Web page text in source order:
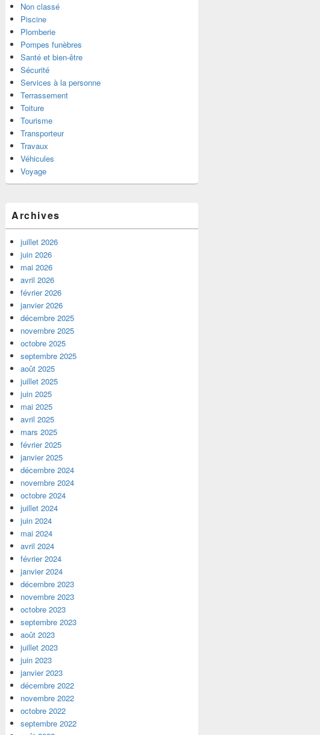
Non classé
Piscine
Plomberie
Pompes funèbres
Santé et bien-être
Sécurité
Services à la personne
Terrassement
Toiture
Tourisme
Transporteur
Travaux
Véhicules
Voyage
Archives
juillet 2026
juin 2026
mai 2026
avril 2026
février 2026
janvier 2026
décembre 2025
novembre 2025
octobre 2025
septembre 2025
août 2025
juillet 2025
juin 2025
mai 2025
avril 2025
mars 2025
février 2025
janvier 2025
décembre 2024
novembre 2024
octobre 2024
juillet 2024
juin 2024
mai 2024
avril 2024
février 2024
janvier 2024
décembre 2023
novembre 2023
octobre 2023
septembre 2023
août 2023
juillet 2023
juin 2023
janvier 2023
décembre 2022
novembre 2022
octobre 2022
septembre 2022